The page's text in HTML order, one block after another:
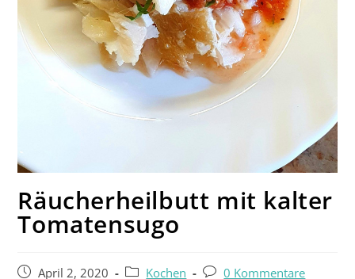
Räucherheilbutt mit kalter
Tomatensugo
April 2, 2020 Kochen 0 Kommentare